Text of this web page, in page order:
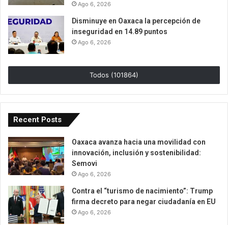
Ago 6, 2026
Disminuye en Oaxaca la percepción de
inseguridad en 14.89 puntos
Ago 6, 2026
Todos (101864)
Recent Posts
Oaxaca avanza hacia una movilidad con
innovación, inclusión y sostenibilidad:
Semovi
Ago 6, 2026
Contra el “turismo de nacimiento”: Trump
firma decreto para negar ciudadanía en EU
Ago 6, 2026